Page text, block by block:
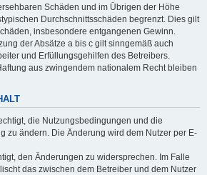
Schäden und im Übrigen der Höhe
Durchschnittsschäden begrenzt. Dies gilt
insbesondere entgangenen Gewinn.
der Absätze a bis c gilt sinngemäß auch
und Erfüllungsgehilfen des Betreibers.
aus zwingendem nationalem Recht bleiben
die Nutzungsbedingungen und die
zu ändern. Die Änderung wird dem Nutzer per E-
den Änderungen zu widersprechen. Im Falle
das zwischen dem Betreiber und dem Nutzer